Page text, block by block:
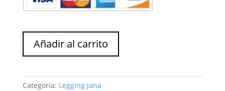
JanaAñadir al carrito
Categoría: Legging Jana